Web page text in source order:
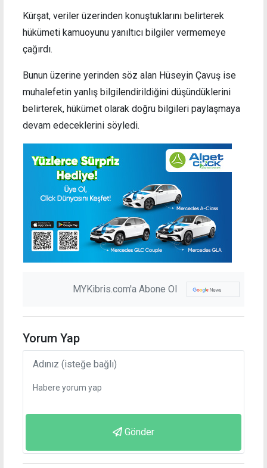
Kürşat, veriler üzerinden konuştuklarını belirterek
hükümeti kamuoyunu yanıltıcı bilgiler vermemeye
çağırdı.
Bunun üzerine yerinden söz alan Hüseyin Çavuş ise
muhalefetin yanlış bilgilendirildiğini düşündüklerini
belirterek, hükümet olarak doğru bilgileri paylaşmaya
devam edeceklerini söyledi.
MYKibris.com'a Abone Ol
Yorum Yap
Gönder